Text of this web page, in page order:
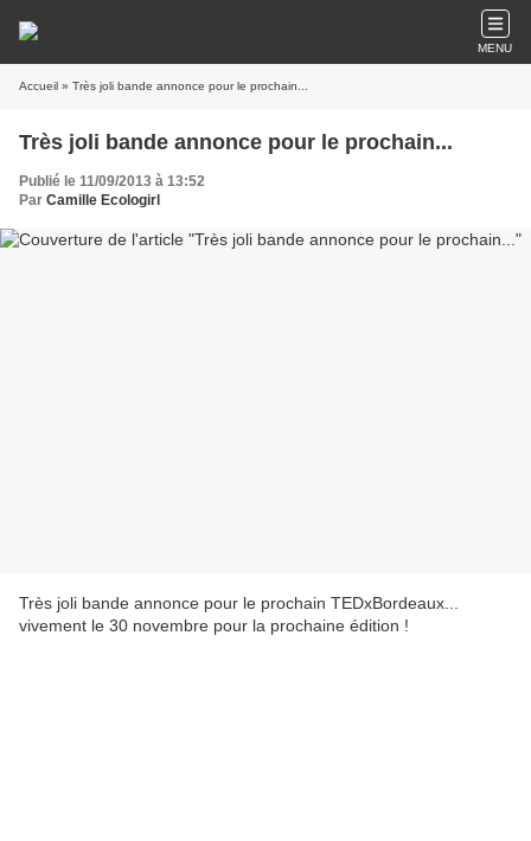
MENU
Accueil » Très joli bande annonce pour le prochain...
Très joli bande annonce pour le prochain...
Publié le 11/09/2013 à 13:52
Par Camille Ecologirl
Très joli bande annonce pour le prochain TEDxBordeaux...
vivement le 30 novembre pour la prochaine édition !